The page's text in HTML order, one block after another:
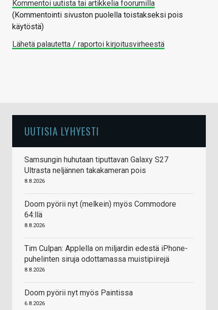
Kommentoi uutista tai artikkelia foorumilla
(Kommentointi sivuston puolella toistakseksi pois
käytöstä)
Lähetä palautetta / raportoi kirjoitusvirheestä
UUTISIA LYHYESTI
Samsungin huhutaan tiputtavan Galaxy S27
Ultrasta neljännen takakameran pois
8.8.2026
Doom pyörii nyt (melkein) myös Commodore
64:llä
8.8.2026
Tim Culpan: Applella on miljardin edestä iPhone-
puhelinten siruja odottamassa muistipiirejä
8.8.2026
Doom pyörii nyt myös Paintissa
6.8.2026